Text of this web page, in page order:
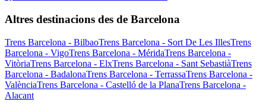
Altres destinacions des de Barcelona
Trens Barcelona - BilbaoTrens Barcelona - Sort De Les IllesTrens
Barcelona - VigoTrens Barcelona - MéridaTrens Barcelona -
VitòriaTrens Barcelona - ElxTrens Barcelona - Sant SebastiàTrens
Barcelona - BadalonaTrens Barcelona - TerrassaTrens Barcelona -
ValènciaTrens Barcelona - Castelló de la PlanaTrens Barcelona -
Alacant